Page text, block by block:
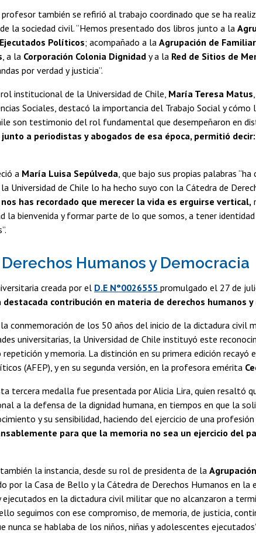
profesor también se refirió al trabajo coordinado que se ha
la sociedad civil. “Hemos presentado dos libros junto a la
Políticos; acompañado a la Agrupación de
, a la Corporación Colonia Dignidad y a la Red de Sitios de
por verdad y justicia”.
institucional de la Universidad de Chile, María Teresa Matus
Sociales, destacó la importancia del Trabajo Social y cómo
son testimonio del rol fundamental que desempeñaron en
a periodistas y abogados de esa época, permitió
a María Luisa Sepúlveda , que bajo sus propias palabras
Universidad de Chile lo ha hecho suyo con la Cátedra de
has recordado que merecer la vida es erguirse vertical,
la bienvenida y formar parte de lo que somos, a tener
Humanos y Democracia
creada por el D.E N°0026555 promulgado el 27 de
destacada contribución en materia de derechos humanos
conmemoración de los 50 años del inicio de la dictadura
universitarias, la Universidad de Chile instituyó este
y memoria. La distinción en su primera edición recayó
(AFEP), y en su segunda versión, en la profesora emérita
tercera medalla fue presentada por Alicia Lira, quien resaltó
a la defensa de la dignidad humana, en tiempos en que la
y su sensibilidad, haciendo del ejercicio de una
para que la memoria no sea un ejercicio del
la instancia, desde su rol de presidenta de la
por la Casa de Bello y la Cátedra de Derechos Humanos en
ejecutados en la dictadura civil militar que no alcanzaron a
seguimos con ese compromiso, de memoria, de justicia,
nunca se hablaba de los niños, niñas y adolescentes